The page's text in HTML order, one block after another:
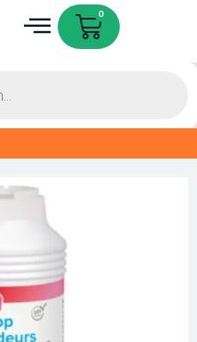
0
Cart